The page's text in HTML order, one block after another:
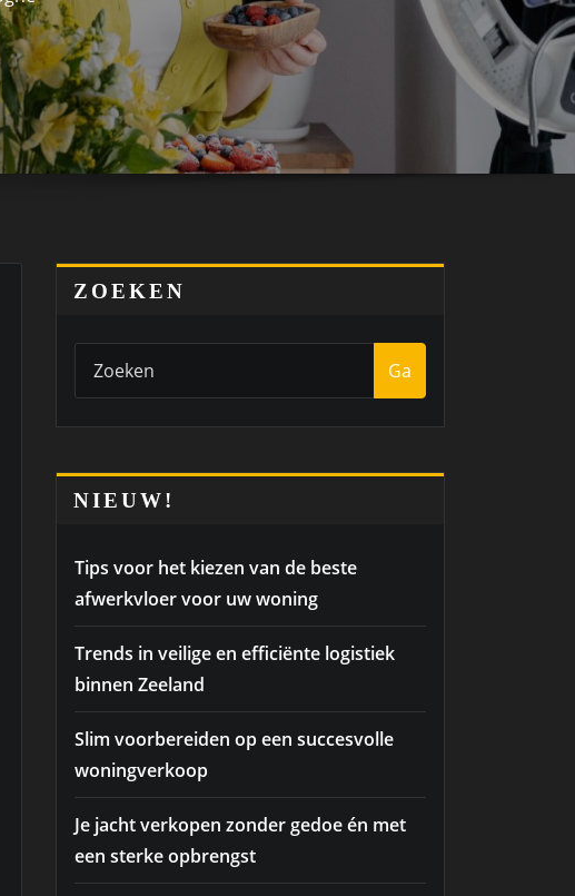
ZOEKEN
Ga
NIEUW!
Tips voor het kiezen van de beste
afwerkvloer voor uw woning
Trends in veilige en efficiënte logistiek
binnen Zeeland
Slim voorbereiden op een succesvolle
woningverkoop
Je jacht verkopen zonder gedoe én met
een sterke opbrengst